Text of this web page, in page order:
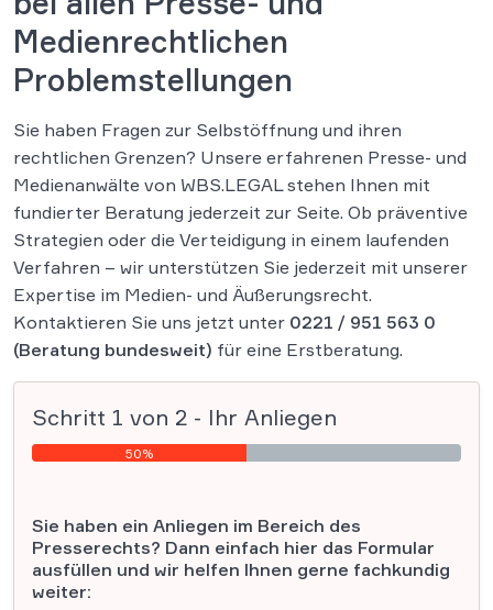
Medienrechtlichen
Problemstellungen
Sie haben Fragen zur Selbstöffnung und ihren
rechtlichen Grenzen? Unsere erfahrenen Presse- und
Medienanwälte von WBS.LEGAL stehen Ihnen mit
fundierter Beratung jederzeit zur Seite. Ob präventive
Strategien oder die Verteidigung in einem laufenden
Verfahren – wir unterstützen Sie jederzeit mit unserer
Expertise im Medien- und Äußerungsrecht.
Kontaktieren Sie uns jetzt unter 0221 / 951 563 0
(Beratung bundesweit) für eine Erstberatung.
Schritt 1 von 2 - Ihr Anliegen
50%
Sie haben ein Anliegen im Bereich des
Presserechts? Dann einfach hier das Formular
ausfüllen und wir helfen Ihnen gerne fachkundig
weiter: